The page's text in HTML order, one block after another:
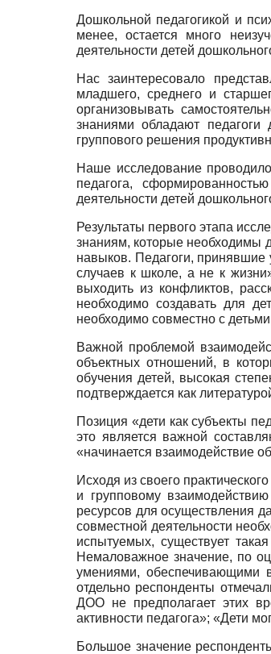
Дошкольной педагогикой и
менее, остается много
деятельности детей
Нас заинтересовало
младшего, среднего и
организовывать
знаниями обладают педагоги
группового решения
Наше исследование
педагога,
деятельности детей
Результаты первого этапа
знаниям, которые необходимы
навыков. Педагоги,
случаев к школе, а не к
выходить из конфликтов,
необходимо создавать для
необходимо совместно с
Важной проблемой
объектных отношений, в
обучения детей, высокая
подтверждается как
Позиция «дети как субъекты
это является важной
«начинается взаимодействие
Исходя из своего
и групповому
ресурсов для осуществления
совместной деятельности
испытуемых, существует
Немаловажное значение, по
умениями, обеспечивающими
отдельно респонденты
ДОО не предполагает этих
активности педагога»; «Дети
Большое значение